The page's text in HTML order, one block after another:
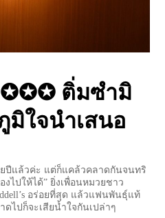
ติ่มซำมิ
ใจนำเสนอ
ปีแล้วค่ะ แต่ก็แคล้วคลาดกันจนทริ
ไปให้ได้” ยิ่งเพื่อนหมวยชาว
อร่อยที่สุด แล้วแฟนพันธุ์แท้
ดไปก็จะเสียน้ำใจกันเปล่าๆ